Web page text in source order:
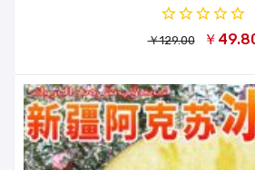
￥129.00 ￥